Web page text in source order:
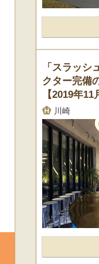
「スラッシ
クター完備
【2019年11
川崎